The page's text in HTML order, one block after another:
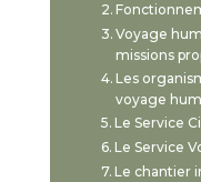
Voyage
missions
Les
voyage
Le Service
Le Service
Le chantier